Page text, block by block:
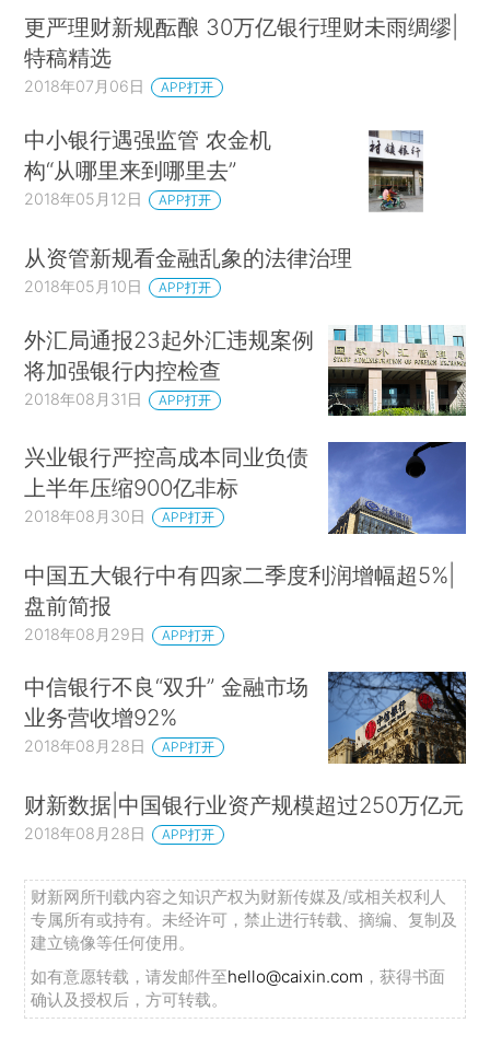
更严理财新规酝酿 30万亿银行理财未雨绸缪|
特稿精选
2018年07月06日 APP打开
中小银行遇强监管 农金机
构“从哪里来到哪里去”
2018年05月12日 APP打开
从资管新规看金融乱象的法律治理
2018年05月10日 APP打开
外汇局通报23起外汇违规案例
将加强银行内控检查
2018年08月31日 APP打开
兴业银行严控高成本同业负债
上半年压缩900亿非标
2018年08月30日 APP打开
中国五大银行中有四家二季度利润增幅超5%|
盘前简报
2018年08月29日 APP打开
中信银行不良“双升” 金融市场
业务营收增92%
2018年08月28日 APP打开
财新数据|中国银行业资产规模超过250万亿元
2018年08月28日 APP打开
财新网所刊载内容之知识产权为财新传媒及/或相关权利人
专属所有或持有。未经许可，禁止进行转载、摘编、复制及
建立镜像等任何使用。
如有意愿转载，请发邮件至hello@caixin.com ，获得书面
确认及授权后，方可转载。